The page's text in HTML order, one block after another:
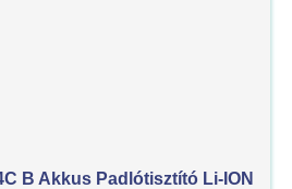
B Akkus Padlótisztító Li-ION